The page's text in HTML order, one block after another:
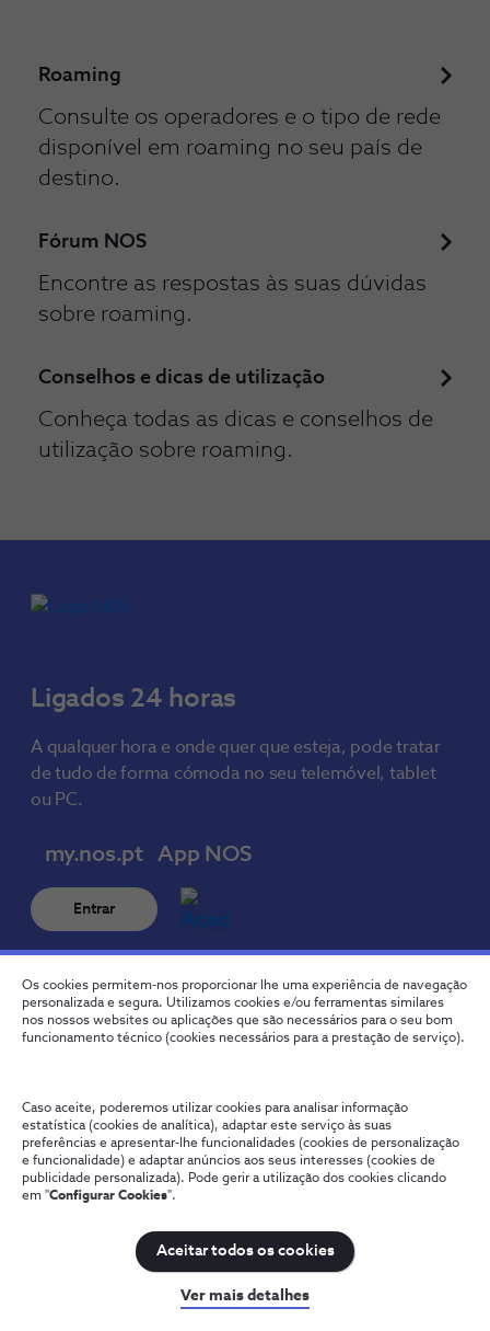
Os cookies permitem-nos proporcionar lhe uma experiência de navegação
personalizada e segura. Utilizamos cookies e/ou ferramentas similares
nos nossos websites ou aplicações que são necessários para o seu bom
funcionamento técnico (cookies necessários para a prestação de serviço).
Caso aceite, poderemos utilizar cookies para analisar informação
estatística (cookies de analítica), adaptar este serviço às suas
preferências e apresentar-lhe funcionalidades (cookies de personalização
e funcionalidade) e adaptar anúncios aos seus interesses (cookies de
publicidade personalizada). Pode gerir a utilização dos cookies clicando
em "Configurar Cookies".
Aceitar todos os cookies
Ver mais detalhes
Roaming
Consulte os operadores e o tipo de rede
disponível em roaming no seu país de
destino.
Fórum NOS
Encontre as respostas às suas dúvidas
sobre roaming.
Conselhos e dicas de utilização
Conheça todas as dicas e conselhos de
utilização sobre roaming.
Ligados 24 horas
A qualquer hora e onde quer que esteja, pode tratar
de tudo de forma cómoda no seu telemóvel, tablet
ou PC.
my.nos.pt
Entrar
App NOS
Descubra as outras apps NOS
NOS TV NOS Follow Pro